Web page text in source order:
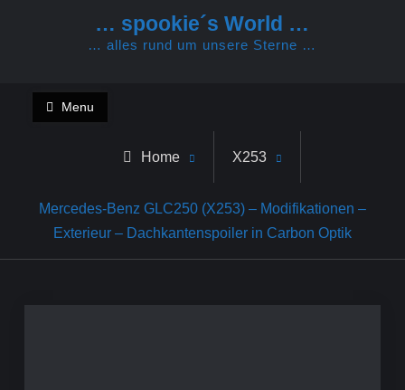
… spookie´s World …
… alles rund um unsere Sterne …
Menu
Home X253
Mercedes-Benz GLC250 (X253) – Modifikationen –
Exterieur – Dachkantenspoiler in Carbon Optik